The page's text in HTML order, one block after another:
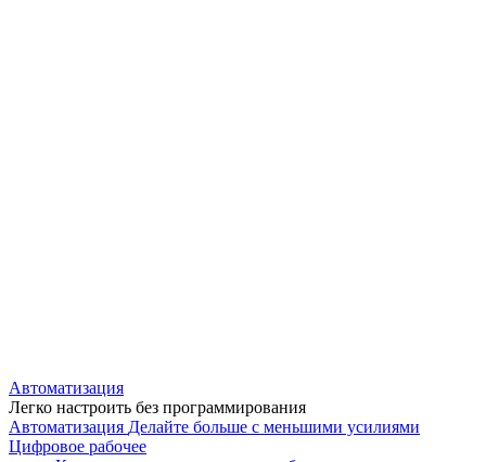
Автоматизация
Легко настроить без программирования
Автоматизация Делайте больше с меньшими усилиями
Цифровое рабочее